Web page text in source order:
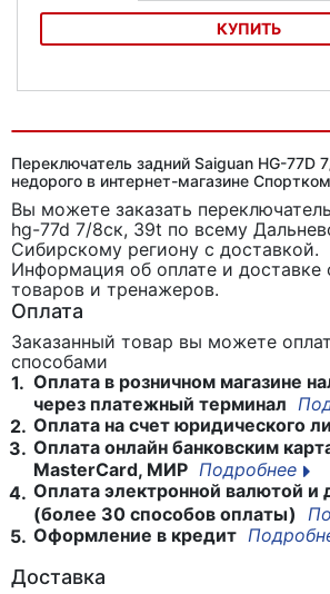
КУПИТЬ
Переключатель задний Saiguan HG-77D
недорого в интернет-магазине
Вы можете заказать
hg-77d 7/8ск, 39t по всему
Сибирскому региону с доставкой.
Информация об оплате и доставке
товаров и тренажеров.
Оплата
Заказанный товар вы можете
способами
1. Оплата в розничном магазине
через платежный терминал
2. Оплата на счет юридического
3. Оплата онлайн банковским
MasterCard, МИР Подробнее
4. Оплата электронной валютой и
(более 30 способов оплаты)
5. Оформление в кредит
Доставка